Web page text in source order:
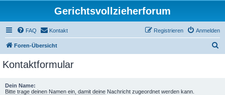
Gerichtsvollzieherforum
FAQ Kontakt Anmelden
Registrieren
Foren-Übersicht
Kontaktformular
Dein Name:
Bitte trage deinen Namen ein, damit deine Nachricht zugeordnet werden kann.